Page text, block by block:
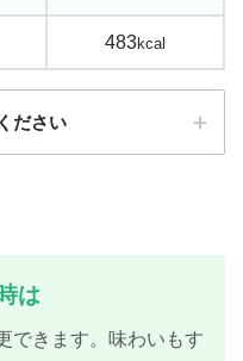
483kcal
ださい
は
できます。味わいもす